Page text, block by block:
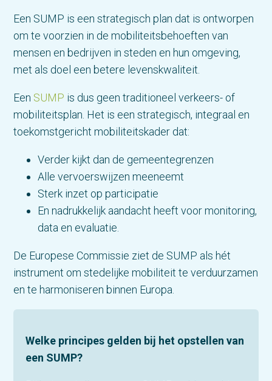
Een SUMP is een strategisch plan dat is ontworpen
om te voorzien in de mobiliteitsbehoeften van
mensen en bedrijven in steden en hun omgeving,
met als doel een betere levenskwaliteit.
Een SUMP is dus geen traditioneel verkeers- of
mobiliteitsplan. Het is een strategisch, integraal en
toekomstgericht mobiliteitskader dat:
Verder kijkt dan de gemeentegrenzen
Alle vervoerswijzen meeneemt
Sterk inzet op participatie
En nadrukkelijk aandacht heeft voor monitoring,
data en evaluatie.
De Europese Commissie ziet de SUMP als hét
instrument om stedelijke mobiliteit te verduurzamen
en te harmoniseren binnen Europa.
Welke principes gelden bij het opstellen van
een SUMP?